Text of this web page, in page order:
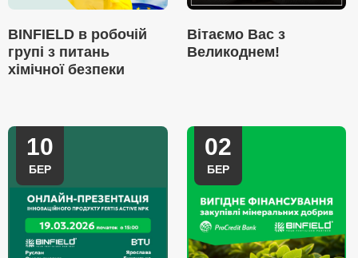
BINFIELD в робочій
групі з питань
хімічної безпеки
Вітаємо Вас з
Великоднем!
10
БЕР
02
БЕР